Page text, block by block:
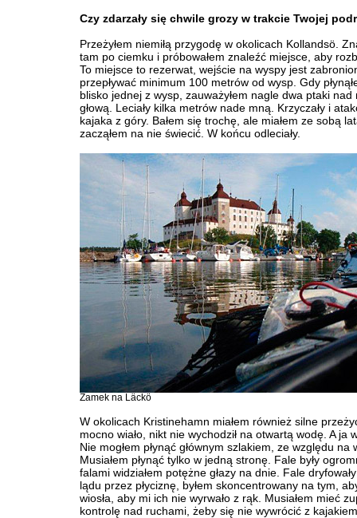
Czy zdarzały się chwile grozy w trakcie Twojej
Przeżyłem niemiłą przygodę w okolicach Kollandsö.
tam po ciemku i próbowałem znaleźć miejsce, aby
To miejsce to rezerwat, wejście na wyspy jest
przepływać minimum 100 metrów od wysp. Gdy
blisko jednej z wysp, zauważyłem nagle dwa ptaki nad
głową. Leciały kilka metrów nade mną. Krzyczały i
kajaka z góry. Bałem się trochę, ale miałem ze sobą
zacząłem na nie świecić. W końcu odleciały.
Zamek na Läckö
W okolicach Kristinehamn miałem również silne
mocno wiało, nikt nie wychodził na otwartą wodę. A ja
Nie mogłem płynąć głównym szlakiem, ze względu na
Musiałem płynąć tylko w jedną stronę. Fale były
falami widziałem potężne głazy na dnie. Fale
lądu przez płyciznę, byłem skoncentrowany na tym,
wiosła, aby mi ich nie wyrwało z rąk. Musiałem mieć
kontrolę nad ruchami, żeby się nie wywrócić z